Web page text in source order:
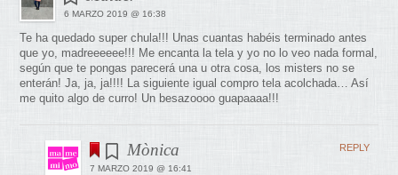
6 MARZO 2019 @ 16:38
Te ha quedado super chula!!! Unas cuantas habéis terminado antes
que yo, madreeeeee!!! Me encanta la tela y yo no lo veo nada formal,
según que te pongas parecerá una u otra cosa, los misters no se
enterán! Ja, ja, ja!!!! La siguiente igual compro tela acolchada… Así
me quito algo de curro! Un besazoooo guapaaaa!!!
Mònica
7 MARZO 2019 @ 16:41
REPLY